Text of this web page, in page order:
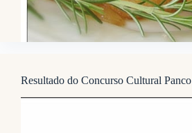
Resultado do Concurso Cultural Panco